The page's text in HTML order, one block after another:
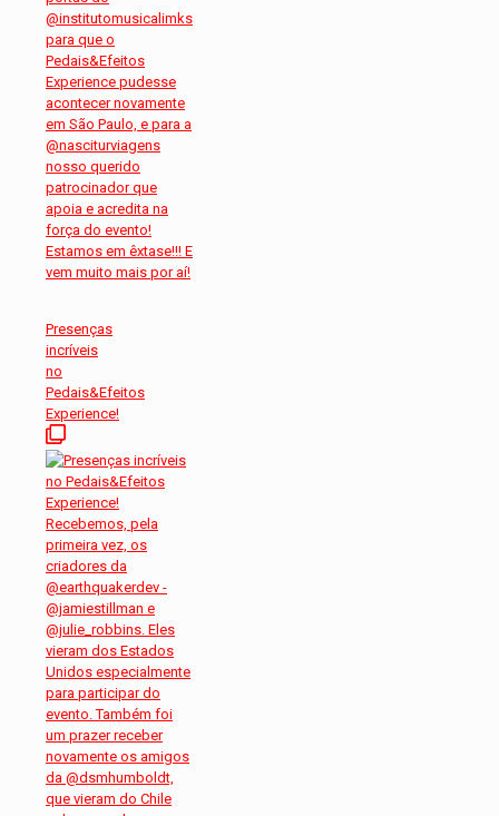
Presenças
incríveis
no
Pedais&Efeitos
Experience!